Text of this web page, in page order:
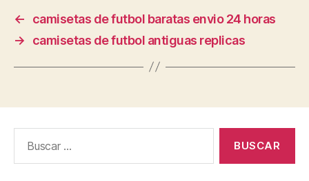
←
camisetas de futbol baratas envio 24 horas
→
camisetas de futbol antiguas replicas